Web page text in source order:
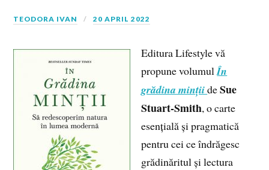
TEODORA IVAN 20 APRIL 2022
Editura Lifestyle vă
propune volumulÎn
grădina mințiideSue
Stuart-Smith, o carte
esențială și pragmatică
pentru cei ce îndrăgesc
grădinăritul și lectura